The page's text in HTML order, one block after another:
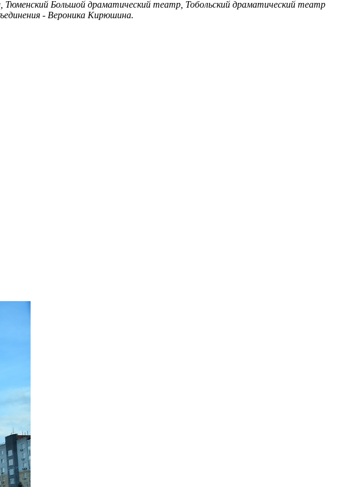
Тюменский Большой драматический театр, Тобольский драматический театр
- Вероника Кирюшина.